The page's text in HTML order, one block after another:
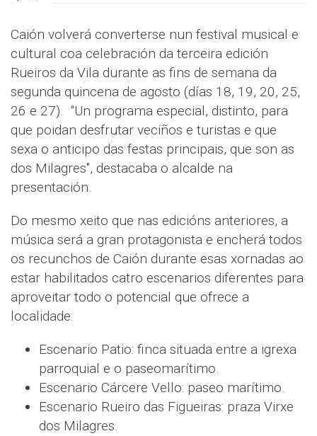
Caión volverá converterse nun festival musical e
cultural coa celebración da terceira edición
Rueiros da Vila durante as fins de semana da
segunda quincena de agosto (días 18, 19, 20, 25,
26 e 27). “Un programa especial, distinto, para
que poidan desfrutar veciños e turistas e que
sexa o anticipo das festas principais, que son as
dos Milagres", destacaba o alcalde na
presentación.
Do mesmo xeito que nas edicións anteriores, a
música será a gran protagonista e encherá todos
os recunchos de Caión durante esas xornadas ao
estar habilitados catro escenarios diferentes para
aproveitar todo o potencial que ofrece a
localidade:
Escenario Patio: finca situada entre a igrexa
parroquial e o paseomarítimo.
Escenario Cárcere Vello: paseo marítimo.
Escenario Rueiro das Figueiras: praza Virxe
dos Milagres.